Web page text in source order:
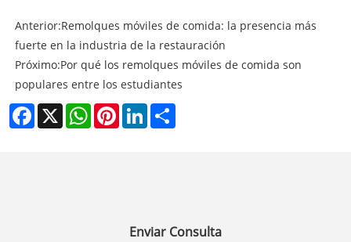
Anterior:Remolques móviles de comida: la presencia más
fuerte en la industria de la restauración
Próximo:Por qué los remolques móviles de comida son
populares entre los estudiantes
Facebook
X WhatsAppPinterestLinkedIn
Enviar Consulta